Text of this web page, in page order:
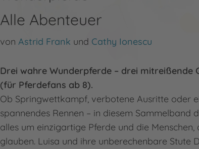
Alle Abenteuer
von Astrid Frank und Cathy Ionescu
Drei wahre Wunderpferde – drei mitreißende
(für Pferdefans ab 8).
Ob Springwettkampf, verbotene Ausritte oder
spannendes Rennen – in diesem Sammelband
alles um einzigartige Pferde und die Menschen,
glauben. Luisa und ihre unberechenbare Stute